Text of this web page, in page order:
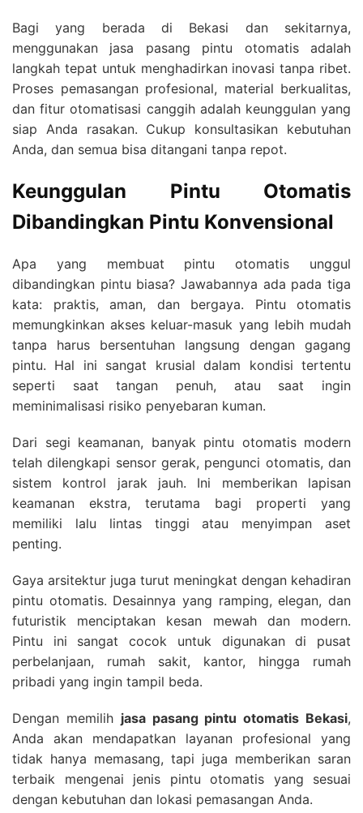
Bagi yang berada di Bekasi dan sekitarnya,
menggunakan jasa pasang pintu otomatis adalah
langkah tepat untuk menghadirkan inovasi tanpa ribet.
Proses pemasangan profesional, material berkualitas,
dan fitur otomatisasi canggih adalah keunggulan yang
siap Anda rasakan. Cukup konsultasikan kebutuhan
Anda, dan semua bisa ditangani tanpa repot.
Keunggulan Pintu Otomatis
Dibandingkan Pintu Konvensional
Apa yang membuat pintu otomatis unggul
dibandingkan pintu biasa? Jawabannya ada pada tiga
kata: praktis, aman, dan bergaya. Pintu otomatis
memungkinkan akses keluar-masuk yang lebih mudah
tanpa harus bersentuhan langsung dengan gagang
pintu. Hal ini sangat krusial dalam kondisi tertentu
seperti saat tangan penuh, atau saat ingin
meminimalisasi risiko penyebaran kuman.
Dari segi keamanan, banyak pintu otomatis modern
telah dilengkapi sensor gerak, pengunci otomatis, dan
sistem kontrol jarak jauh. Ini memberikan lapisan
keamanan ekstra, terutama bagi properti yang
memiliki lalu lintas tinggi atau menyimpan aset
penting.
Gaya arsitektur juga turut meningkat dengan kehadiran
pintu otomatis. Desainnya yang ramping, elegan, dan
futuristik menciptakan kesan mewah dan modern.
Pintu ini sangat cocok untuk digunakan di pusat
perbelanjaan, rumah sakit, kantor, hingga rumah
pribadi yang ingin tampil beda.
Dengan memilih jasa pasang pintu otomatis Bekasi,
Anda akan mendapatkan layanan profesional yang
tidak hanya memasang, tapi juga memberikan saran
terbaik mengenai jenis pintu otomatis yang sesuai
dengan kebutuhan dan lokasi pemasangan Anda.